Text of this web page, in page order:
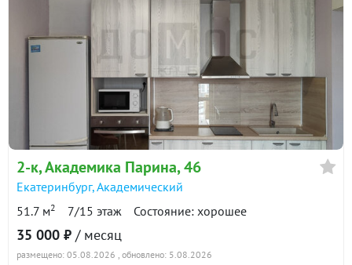
2-к, Академика Парина, 46
Екатеринбург,Академический
51.7 м2 7/15 этаж Состояние: хорошее
35 000 ₽ / месяц
размещено: 05.08.2026 , обновлено: 5.08.2026